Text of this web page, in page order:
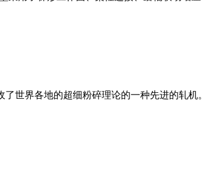
世界各地的超细粉碎理论的一种先进的轧机